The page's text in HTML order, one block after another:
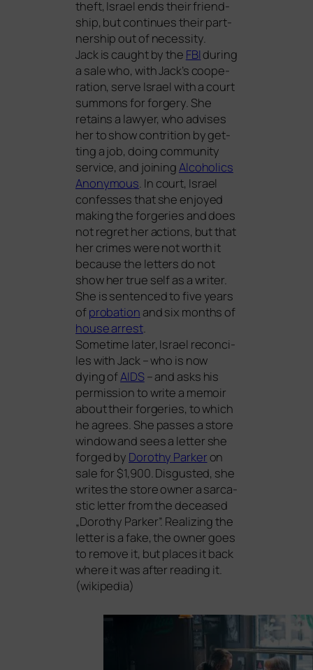
theft, Israel ends their fri­end­
ship, but con­ti­nues their part­
ner­ship out of necessity.
Jack is caught by the FBI during
a sale who, with Jack’s coope­
ra­ti­on, ser­ve Israel with a court
sum­mons for for­gery. She
reta­ins a lawy­er, who advi­ses
her to show con­tri­ti­on by get­
ting a job, doing com­mu­ni­ty
ser­vice, and joi­ningAlcoholics
Anonymous. In court, Israel
con­fes­ses that she enjoy­ed
making the for­ge­ries and does
not reg­ret her actions, but that
her cri­mes were not worth it
becau­se the let­ters do not
show her true self as a wri­ter.
She is sen­ten­ced to five years
ofpro­ba­ti­on and six months of
house arrest.
Sometime later, Israel recon­ci­
les with Jack – who is now
dying ofAIDS– and asks his
per­mis­si­on to wri­te a memoir
about their for­ge­ries, to which
he agrees. She pas­ses a store
win­dow and sees a let­ter she
for­ged by Dorothy Parker on
sale for $1,900. Disgusted, she
wri­tes the store owner a sar­ca­
stic let­ter from the decea­sed
„Dorothy Parker”. Realizing the
let­ter is a fake, the owner goes
to remo­ve it, but places it back
whe­re it was after rea­ding it.
(wiki­pe­dia)